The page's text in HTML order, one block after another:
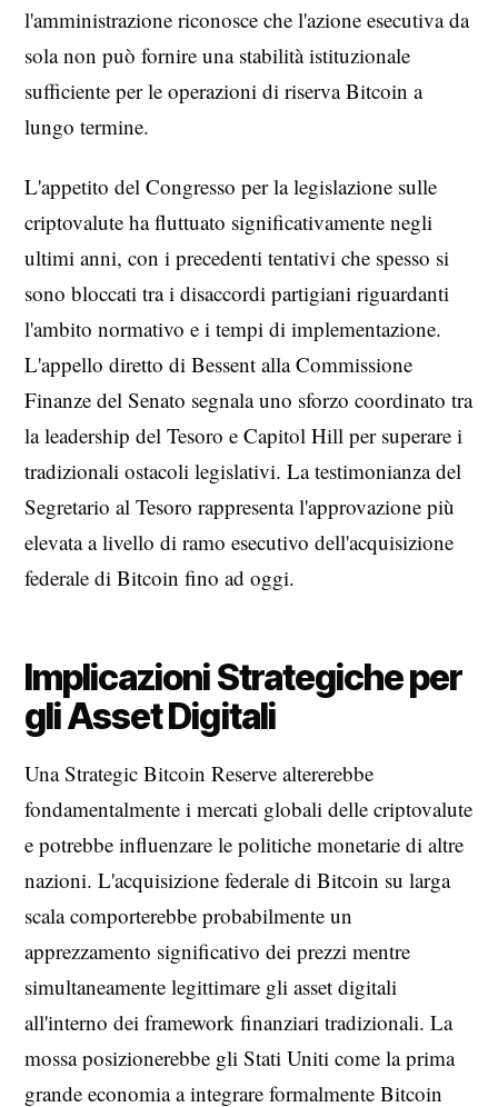
l'amministrazione riconosce che l'azione esecutiva da
sola non può fornire una stabilità istituzionale
sufficiente per le operazioni di riserva Bitcoin a
lungo termine.
L'appetito del Congresso per la legislazione sulle
criptovalute ha fluttuato significativamente negli
ultimi anni, con i precedenti tentativi che spesso si
sono bloccati tra i disaccordi partigiani riguardanti
l'ambito normativo e i tempi di implementazione.
L'appello diretto di Bessent alla Commissione
Finanze del Senato segnala uno sforzo coordinato tra
la leadership del Tesoro e Capitol Hill per superare i
tradizionali ostacoli legislativi. La testimonianza del
Segretario al Tesoro rappresenta l'approvazione più
elevata a livello di ramo esecutivo dell'acquisizione
federale di Bitcoin fino ad oggi.
Implicazioni Strategiche per
gli Asset Digitali
Una Strategic Bitcoin Reserve altererebbe
fondamentalmente i mercati globali delle criptovalute
e potrebbe influenzare le politiche monetarie di altre
nazioni. L'acquisizione federale di Bitcoin su larga
scala comporterebbe probabilmente un
apprezzamento significativo dei prezzi mentre
simultaneamente legittimare gli asset digitali
all'interno dei framework finanziari tradizionali. La
mossa posizionerebbe gli Stati Uniti come la prima
grande economia a integrare formalmente Bitcoin